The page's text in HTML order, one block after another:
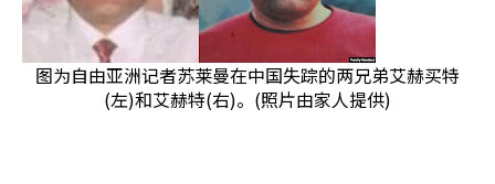
图为自由亚洲记者苏莱曼在中国失踪的两兄弟艾赫买特
(左)和艾赫特(右)。(照片由家人提供)